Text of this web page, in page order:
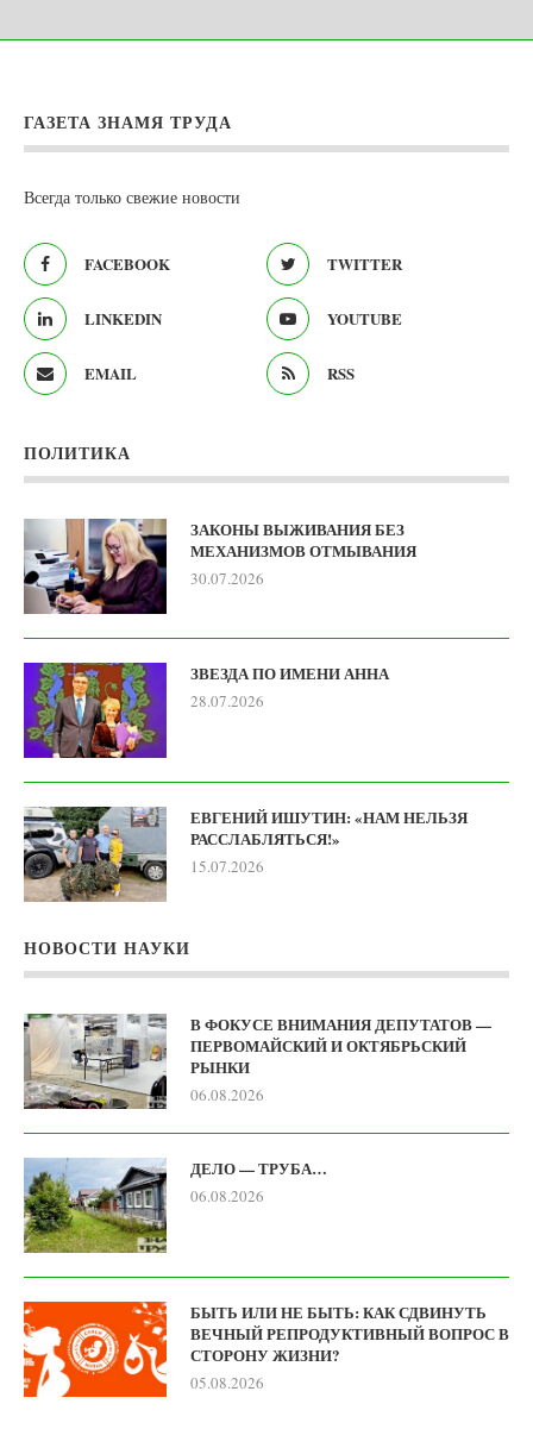
ГАЗЕТА ЗНАМЯ ТРУДА
Всегда только свежие новости
FACEBOOK TWITTER
LINKEDIN YOUTUBE
EMAIL RSS
ПОЛИТИКА
ЗАКОНЫ ВЫЖИВАНИЯ БЕЗ
МЕХАНИЗМОВ ОТМЫВАНИЯ
30.07.2026
ЗВЕЗДА ПО ИМЕНИ АННА
28.07.2026
ЕВГЕНИЙ ИШУТИН: «НАМ НЕЛЬЗЯ
РАССЛАБЛЯТЬСЯ!»
15.07.2026
НОВОСТИ НАУКИ
В ФОКУСЕ ВНИМАНИЯ ДЕПУТАТОВ —
ПЕРВОМАЙСКИЙ И ОКТЯБРЬСКИЙ
РЫНКИ
06.08.2026
ДЕЛО — ТРУБА…
06.08.2026
БЫТЬ ИЛИ НЕ БЫТЬ: КАК СДВИНУТЬ
ВЕЧНЫЙ РЕПРОДУКТИВНЫЙ ВОПРОС В
СТОРОНУ ЖИЗНИ?
05.08.2026